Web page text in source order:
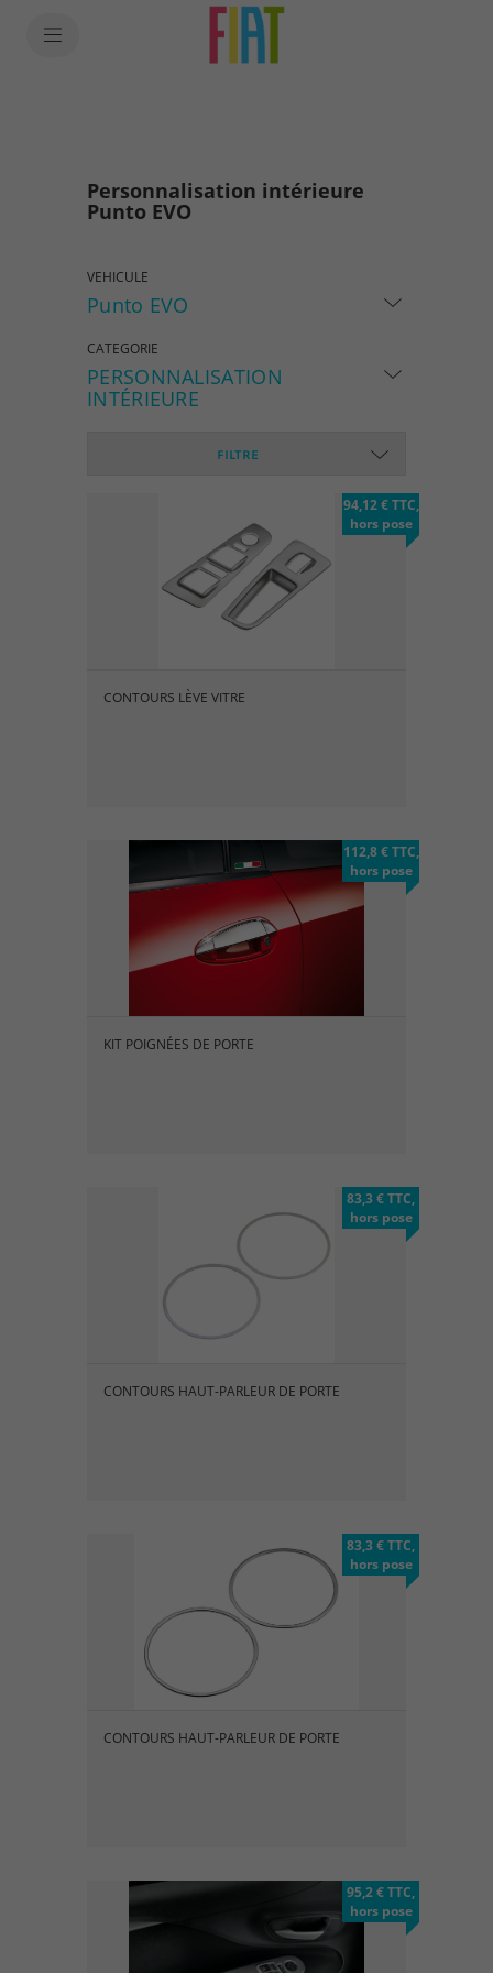
Personnalisation intérieure
Punto EVO
VEHICULE
Punto EVO
CATEGORIE
PERSONNALISATION
INTÉRIEURE
FILTRE
94,12 € TTC,
hors pose
CONTOURS LÈVE VITRE
112,8 € TTC,
hors pose
KIT POIGNÉES DE PORTE
83,3 € TTC,
hors pose
CONTOURS HAUT-PARLEUR DE PORTE
83,3 € TTC,
hors pose
CONTOURS HAUT-PARLEUR DE PORTE
95,2 € TTC,
hors pose